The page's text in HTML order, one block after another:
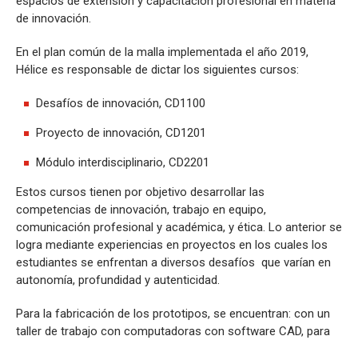
de innovación.
En el plan común de la malla implementada el año 2019,
Hélice es responsable de dictar los siguientes cursos:
Desafíos de innovación, CD1100
Proyecto de innovación, CD1201
Módulo interdisciplinario, CD2201
Estos cursos tienen por objetivo desarrollar las
competencias de innovación, trabajo en equipo,
comunicación profesional y académica, y ética. Lo anterior se
logra mediante experiencias en proyectos en los cuales los
estudiantes se enfrentan a diversos desafíos que varían en
autonomía, profundidad y autenticidad.
Para la fabricación de los prototipos, se encuentran: con un
taller de trabajo con computadoras con software CAD, para